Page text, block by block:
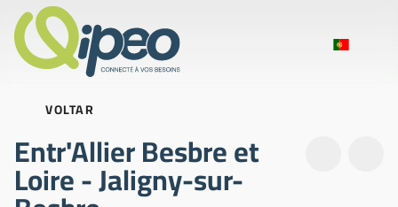
VOLTAR
Entr'Allier Besbre et
Loire - Jaligny-sur-